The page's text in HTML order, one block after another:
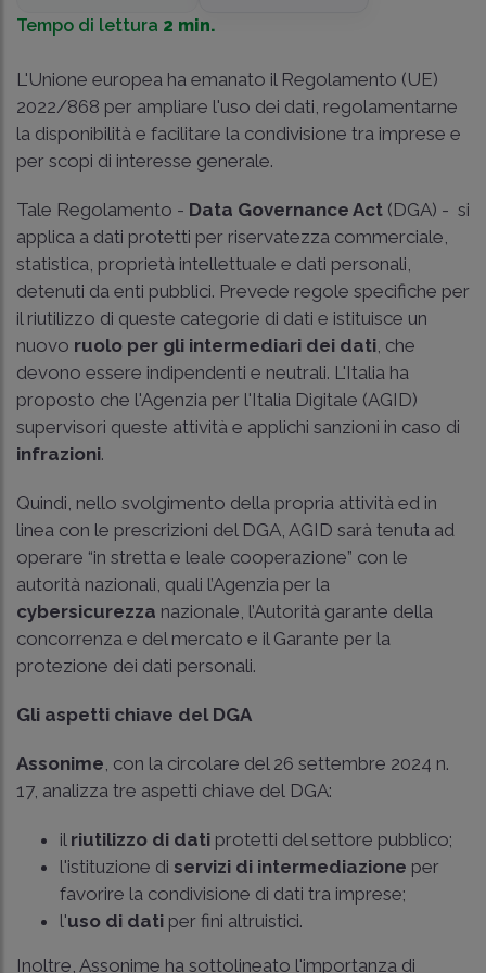
Tempo di lettura 2 min.
L'Unione europea ha emanato il Regolamento (UE)
2022/868 per ampliare l'uso dei dati, regolamentarne
la disponibilità e facilitare la condivisione tra imprese e
per scopi di interesse generale.
Tale Regolamento - Data Governance Act (DGA) - si
applica a dati protetti per riservatezza commerciale,
statistica, proprietà intellettuale e dati personali,
detenuti da enti pubblici. Prevede regole specifiche per
il riutilizzo di queste categorie di dati e istituisce un
nuovo ruolo per gli intermediari dei dati , che
devono essere indipendenti e neutrali. L'Italia ha
proposto che l'Agenzia per l'Italia Digitale (AGID)
supervisori queste attività e applichi sanzioni in caso di
infrazioni.
Quindi, nello svolgimento della propria attività ed in
linea con le prescrizioni del DGA, AGID sarà tenuta ad
operare “in stretta e leale cooperazione” con le
autorità nazionali, quali l’Agenzia per la
cybersicurezza nazionale, l’Autorità garante della
concorrenza e del mercato e il Garante per la
protezione dei dati personali.
Gli aspetti chiave del DGA
Assonime , con la circolare del 26 settembre 2024 n.
17, analizza tre aspetti chiave del DGA:
il riutilizzo di dati protetti del settore pubblico;
l'istituzione di servizi di intermediazione per
favorire la condivisione di dati tra imprese;
l'uso di dati per fini altruistici.
Inoltre, Assonime ha sottolineato l'importanza di